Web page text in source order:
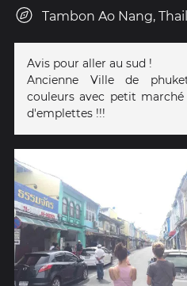
Tambon Ao Nang,
Avis pour aller au sud !
Ancienne Ville de
couleurs avec petit
d'emplettes !!!